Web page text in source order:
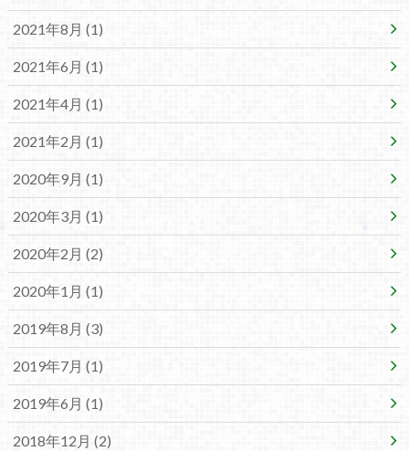
2021年8月 (1)
2021年6月 (1)
2021年4月 (1)
2021年2月 (1)
2020年9月 (1)
2020年3月 (1)
2020年2月 (2)
2020年1月 (1)
2019年8月 (3)
2019年7月 (1)
2019年6月 (1)
2018年12月 (2)